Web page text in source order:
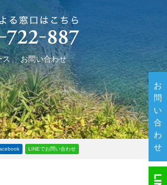
ス お問い合わせ
LINEでお問い合わせ
お
問
い
合
わ
せ